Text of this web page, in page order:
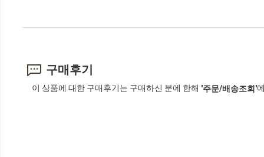
구매후기
이 상품에 대한 구매후기는 구매하신 분에 한해 '주문/배송조회'